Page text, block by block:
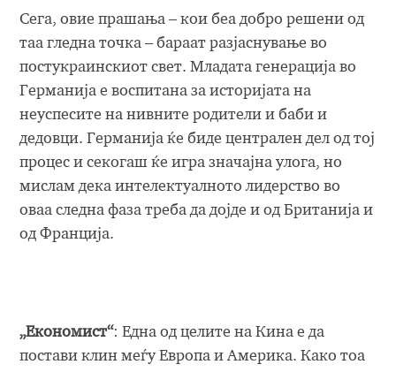
Сега, овие прашања – кои беа добро решени од
таа гледна точка – бараат разјаснување во
постукраинскиот свет. Младата генерација во
Германија е воспитана за историјата на
неуспесите на нивните родители и баби и
дедовци. Германија ќе биде централен дел од тој
процес и секогаш ќе игра значајна улога, но
мислам дека интелектуалното лидерство во
оваа следна фаза треба да дојде и од Британија и
од Франција.
„Економист“: Една од целите на Кина е да
постави клин меѓу Европа и Америка. Како тоа